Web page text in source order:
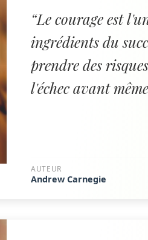
“Le courage est
ingrédients du
prendre des
l'échec avant
AUTEUR
Andrew Carnegie